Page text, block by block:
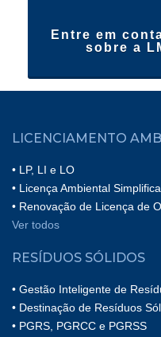
Entre em
sobre a
LICENCIAMENTO
• LP, LI e LO
• Licença Ambiental
• Renovação de Licença de
Ver todos
RESÍDUOS SÓLIDOS
• Gestão Inteligente de
• Destinação de Resíduos
• PGRS, PGRCC e PGRSS